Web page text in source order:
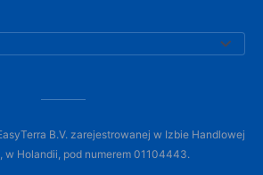
B.V. zarejestrowanej w Izbie Handlowej
w Holandii, pod numerem 01104443.